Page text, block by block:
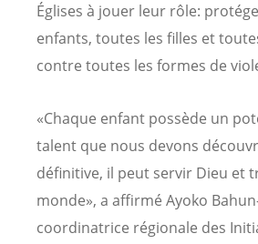
Églises à jouer leur rôle:
enfants, toutes les filles et
contre toutes les formes de
«Chaque enfant possède un
talent que nous devons
définitive, il peut servir Dieu et
monde», a affirmé Ayoko
coordinatrice régionale des